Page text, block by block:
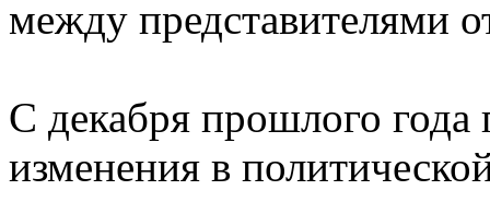
между представителями
С декабря прошлого
изменения в